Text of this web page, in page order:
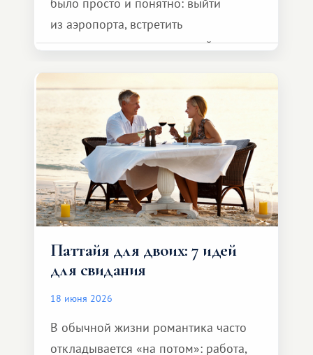
из аэропорта, встретить
представителя транспортной
и спокойно доехать до курорта.
Паттайя для двоих: 7 идей
для свидания
18 июня 2026
В обычной жизни романтика часто
откладывается «на потом»: работа,